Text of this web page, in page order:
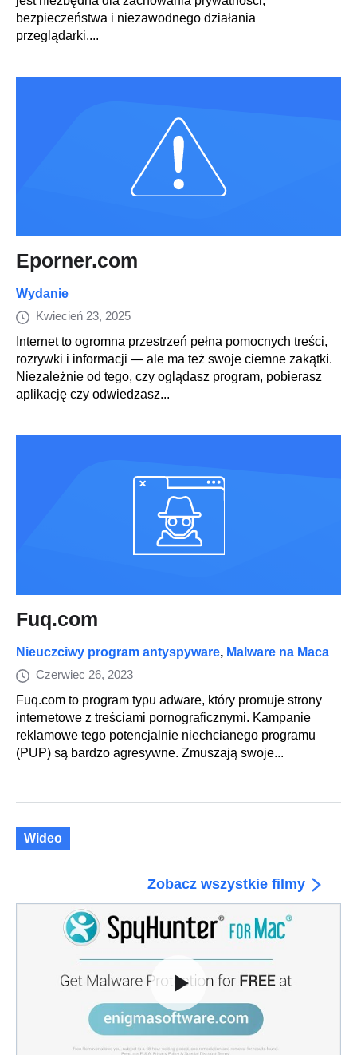
bezpieczeństwa i niezawodnego działania
przeglądarki....
Eporner.com
Wydanie
Kwiecień 23, 2025
Internet to ogromna przestrzeń pełna pomocnych treści,
rozrywki i informacji — ale ma też swoje ciemne zakątki.
Niezależnie od tego, czy oglądasz program, pobierasz
aplikację czy odwiedzasz...
Fuq.com
Nieuczciwy program antyspyware, Malware na Maca
Czerwiec 26, 2023
Fuq.com to program typu adware, który promuje strony
internetowe z treściami pornograficznymi. Kampanie
reklamowe tego potencjalnie niechcianego programu
(PUP) są bardzo agresywne. Zmuszają swoje...
Wideo
Zobacz wszystkie filmy